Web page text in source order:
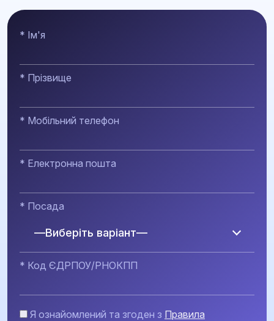
* Ім'я
* Прізвище
* Мобільний телефон
* Електронна пошта
* Посада
—Виберіть варіант—
* Код ЄДРПОУ/РНОКПП
Я ознайомлений та згоден з Правила